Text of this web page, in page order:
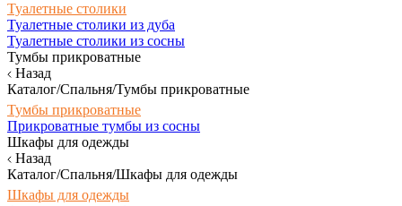
Туалетные столики
Туалетные столики из дуба
Туалетные столики из сосны
Тумбы прикроватные
Назад
Каталог/Спальня/Тумбы прикроватные
Тумбы прикроватные
Прикроватные тумбы из сосны
Шкафы для одежды
Назад
Каталог/Спальня/Шкафы для одежды
Шкафы для одежды